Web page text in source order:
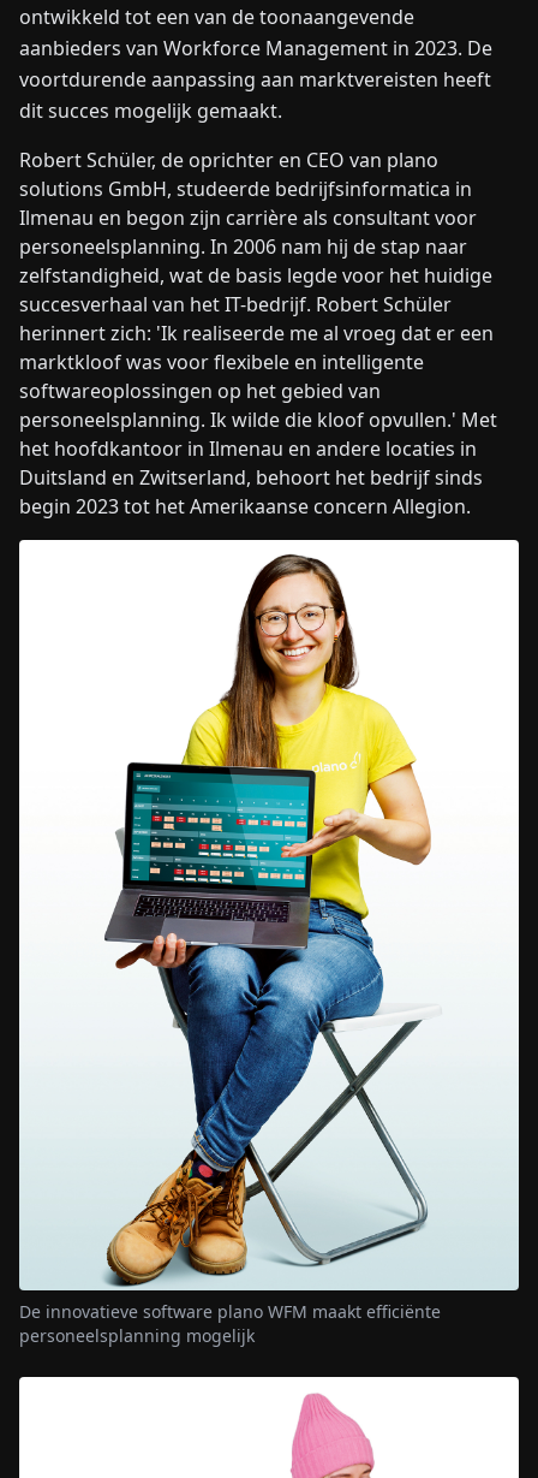
ontwikkeld tot een van de toonaangevende
aanbieders van Workforce Management in 2023. De
voortdurende aanpassing aan marktvereisten heeft
dit succes mogelijk gemaakt.
Robert Schüler, de oprichter en CEO van plano
solutions GmbH, studeerde bedrijfsinformatica in
Ilmenau en begon zijn carrière als consultant voor
personeelsplanning. In 2006 nam hij de stap naar
zelfstandigheid, wat de basis legde voor het huidige
succesverhaal van het IT-bedrijf. Robert Schüler
herinnert zich: 'Ik realiseerde me al vroeg dat er een
marktkloof was voor flexibele en intelligente
softwareoplossingen op het gebied van
personeelsplanning. Ik wilde die kloof opvullen.' Met
het hoofdkantoor in Ilmenau en andere locaties in
Duitsland en Zwitserland, behoort het bedrijf sinds
begin 2023 tot het Amerikaanse concern Allegion.
De innovatieve software plano WFM maakt efficiënte
personeelsplanning mogelijk